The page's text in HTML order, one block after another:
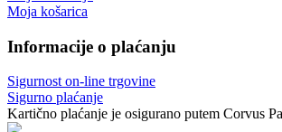
Moja košarica
Informacije o plaćanju
Sigurnost on-line trgovine
Sigurno plaćanje
Kartično plaćanje je osigurano putem Corvus